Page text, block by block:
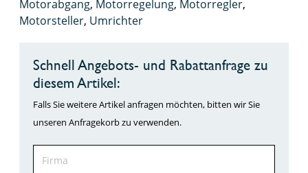
Motorabgang, Motorregelung, Motorregler,
Motorsteller, Umrichter
Schnell Angebots- und Rabattanfrage zu
diesem Artikel:
Falls Sie weitere Artikel anfragen möchten, bitten wir Sie
unseren Anfragekorb zu verwenden.